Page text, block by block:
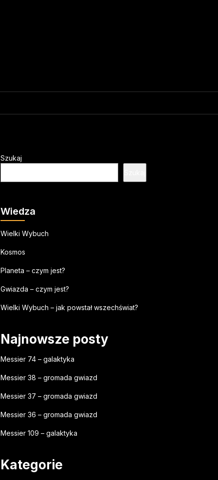
Szukaj
Wiedza
Wielki Wybuch
Kosmos
Planeta – czym jest?
Gwiazda – czym jest?
Wielki Wybuch – jak powstał wszechświat?
Najnowsze posty
Messier 74 – galaktyka
Messier 38 – gromada gwiazd
Messier 37 – gromada gwiazd
Messier 36 – gromada gwiazd
Messier 109 – galaktyka
Kategorie